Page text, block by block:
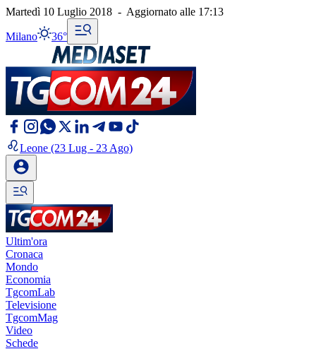
Martedì 10 Luglio 2018 - Aggiornato alle 17:13
Milano 36°
Leone (23 Lug - 23 Ago)
Ultim'ora
Cronaca
Mondo
Economia
TgcomLab
Televisione
TgcomMag
Video
Schede